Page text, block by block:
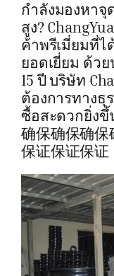
กำลังมองหา
สูง?
ค้าพรีเมี่ยมที่ไ
ยอดเยี่ยม ด้ว
15 ปี บริษัท
ต้องการทางธุ
ซื้อสะดวกยิ่งขึ้
确保确保确
保证保证保证